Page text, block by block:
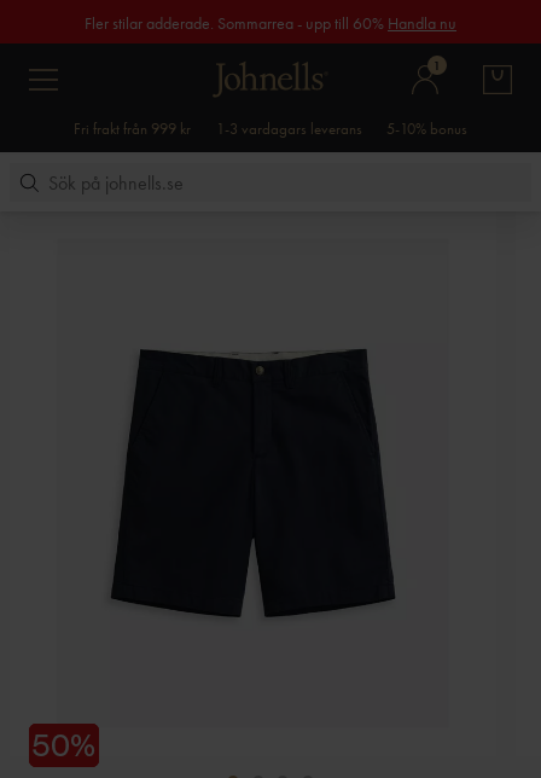
Fler stilar adderade. Sommarrea - upp till 60% Handla nu
1
Fri frakt från 999 kr 1-3 vardagars leverans 5-10% bonus